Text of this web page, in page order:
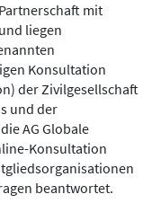
mit
liegen
Konsultation
der Zivilgesellschaft
und der
AG Globale
Konsultation
beantwortet.